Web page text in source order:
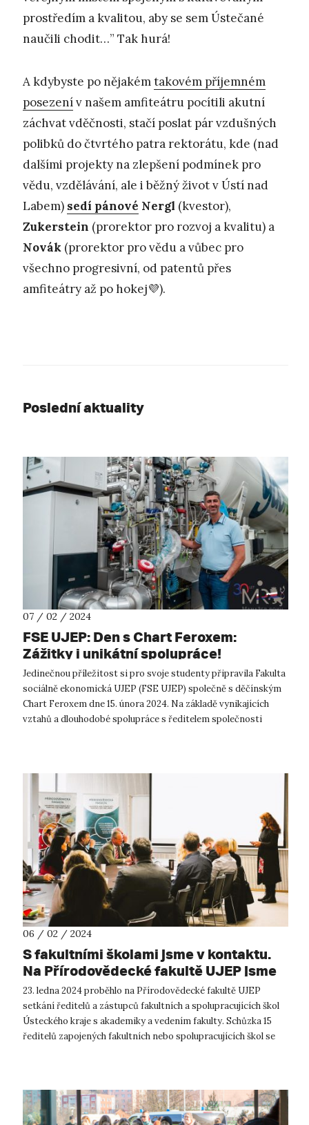
prostředím a kvalitou, aby se sem Ústečané
naučili chodit…” Tak hurá!
A kdybyste po nějakémtakovém příjemném
posezenív našem amfiteátru pocítili akutní
záchvat vděčnosti, stačí poslat pár vzdušných
polibků do čtvrtého patra rektorátu, kde (nad
dalšími projekty na zlepšení podmínek pro
vědu, vzdělávání, ale i běžný život v Ústí nad
Labem) sedí pánové Nergl (kvestor),
Zukerstein (prorektor pro rozvoj a kvalitu) a
Novák (prorektor pro vědu a vůbec pro
všechno progresivní, od patentů přes
amfiteátry až po hokej💜).
Poslední aktuality
07 / 02 / 2024
FSE UJEP: Den s Chart Feroxem:
Zážitky i unikátní spolupráce!
Jedinečnou příležitost si pro svoje studenty připravila Fakulta
sociálně ekonomická UJEP (FSE UJEP) společně s děčínským
Chart Feroxem dne 15. února 2024. Na základě vynikajících
vztahů a dlouhodobé spolupráce s ředitelem společnosti
06 / 02 / 2024
S fakultními školami jsme v kontaktu.
Na Přírodovědecké fakultě UJEP jsme
se s nimi setkali koncem ledna
23. ledna 2024 proběhlo na Přírodovědecké fakultě UJEP
setkání ředitelů a zástupců fakultních a spolupracujících škol
Ústeckého kraje s akademiky a vedením fakulty. Schůzka 15
ředitelů zapojených fakultních nebo spolupracujících škol se